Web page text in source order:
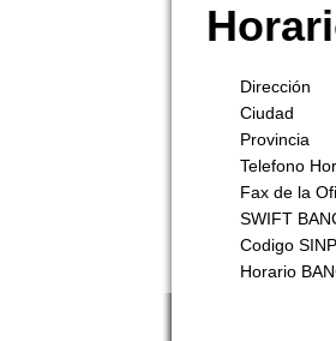
Dirección
Ciudad
Provincia
Telefono
Fax de la
SWIFT
Codigo
Horario